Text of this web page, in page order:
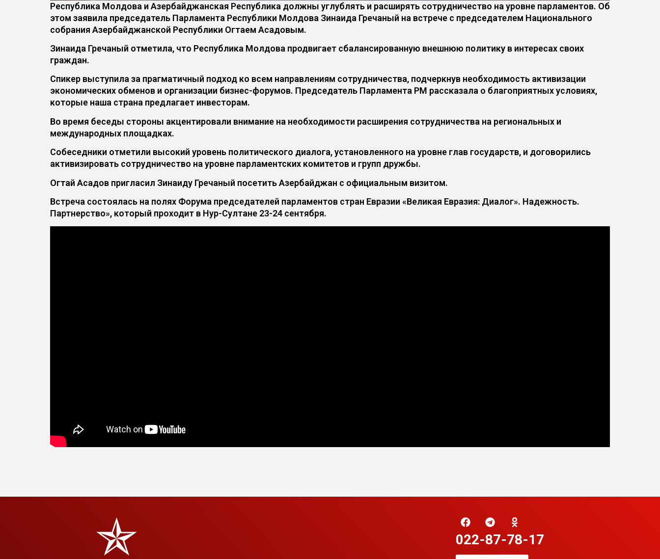
Республика Молдова и Азербайджанская Республика должны углублять и расширять сотрудничество на уровне парламентов. Об
этом заявила председатель Парламента Республики Молдова Зинаида Гречаный на встрече с председателем Национального
собрания Азербайджанской Республики Огтаем Асадовым.
Зинаида Гречаный отметила, что Республика Молдова продвигает сбалансированную внешнюю политику в интересах своих
граждан.
Спикер выступила за прагматичный подход ко всем направлениям сотрудничества, подчеркнув необходимость активизации
экономических обменов и организации бизнес-форумов. Председатель Парламента РМ рассказала о благоприятных условиях,
которые наша страна предлагает инвесторам.
Во время беседы стороны акцентировали внимание на необходимости расширения сотрудничества на региональных и
международных площадках.
Собеседники отметили высокий уровень политического диалога, установленного на уровне глав государств, и договорились
активизировать сотрудничество на уровне парламентских комитетов и групп дружбы.
Огтай Асадов пригласил Зинаиду Гречаный посетить Азербайджан с официальным визитом.
Встреча состоялась на полях Форума председателей парламентов стран Евразии «Великая Евразия: Диалог». Надежность.
Партнерство», который проходит в Нур-Султане 23-24 сентября.
022-87-78-17